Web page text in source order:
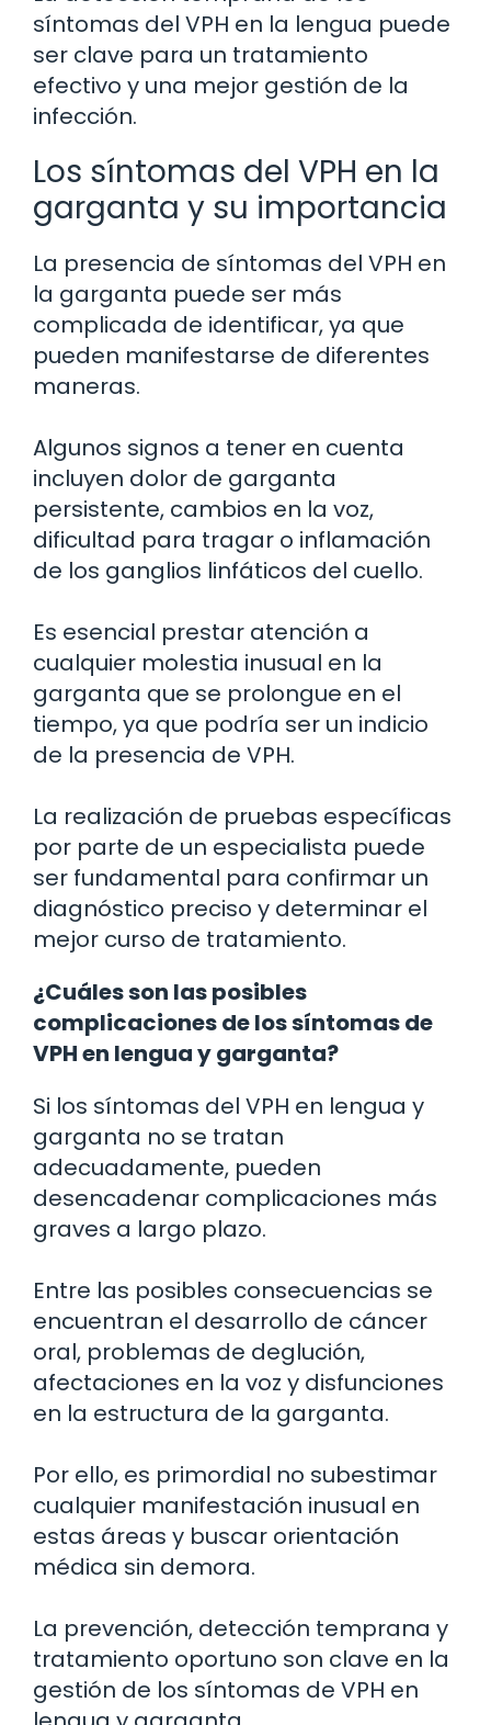
síntomas del VPH en la lengua puede
ser clave para un tratamiento
efectivo y una mejor gestión de la
infección.
Los síntomas del VPH en la
garganta y su importancia
La presencia de síntomas del VPH en
la garganta puede ser más
complicada de identificar, ya que
pueden manifestarse de diferentes
maneras.
Algunos signos a tener en cuenta
incluyen dolor de garganta
persistente, cambios en la voz,
dificultad para tragar o inflamación
de los ganglios linfáticos del cuello.
Es esencial prestar atención a
cualquier molestia inusual en la
garganta que se prolongue en el
tiempo, ya que podría ser un indicio
de la presencia de VPH.
La realización de pruebas específicas
por parte de un especialista puede
ser fundamental para confirmar un
diagnóstico preciso y determinar el
mejor curso de tratamiento.
¿Cuáles son las posibles
complicaciones de los síntomas de
VPH en lengua y garganta?
Si los síntomas del VPH en lengua y
garganta no se tratan
adecuadamente, pueden
desencadenar complicaciones más
graves a largo plazo.
Entre las posibles consecuencias se
encuentran el desarrollo de cáncer
oral, problemas de deglución,
afectaciones en la voz y disfunciones
en la estructura de la garganta.
Por ello, es primordial no subestimar
cualquier manifestación inusual en
estas áreas y buscar orientación
médica sin demora.
La prevención, detección temprana y
tratamiento oportuno son clave en la
gestión de los síntomas de VPH en